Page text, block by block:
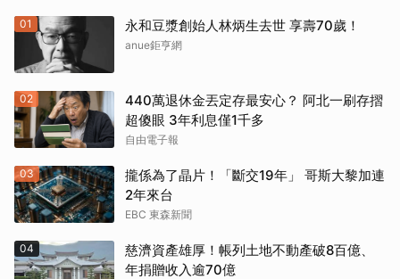
01 永和豆漿創始人林炳生去世 享壽70歲！
anue鉅亨網
02
440萬退休金丟定存最安心？ 阿北一刷存摺
超傻眼 3年利息僅1千多
自由電子報
03
攏係為了晶片！「斷交19年」 哥斯大黎加連
2年來台
EBC 東森新聞
04
慈濟資產雄厚！帳列土地不動產破8百億、
年捐贈收入逾70億